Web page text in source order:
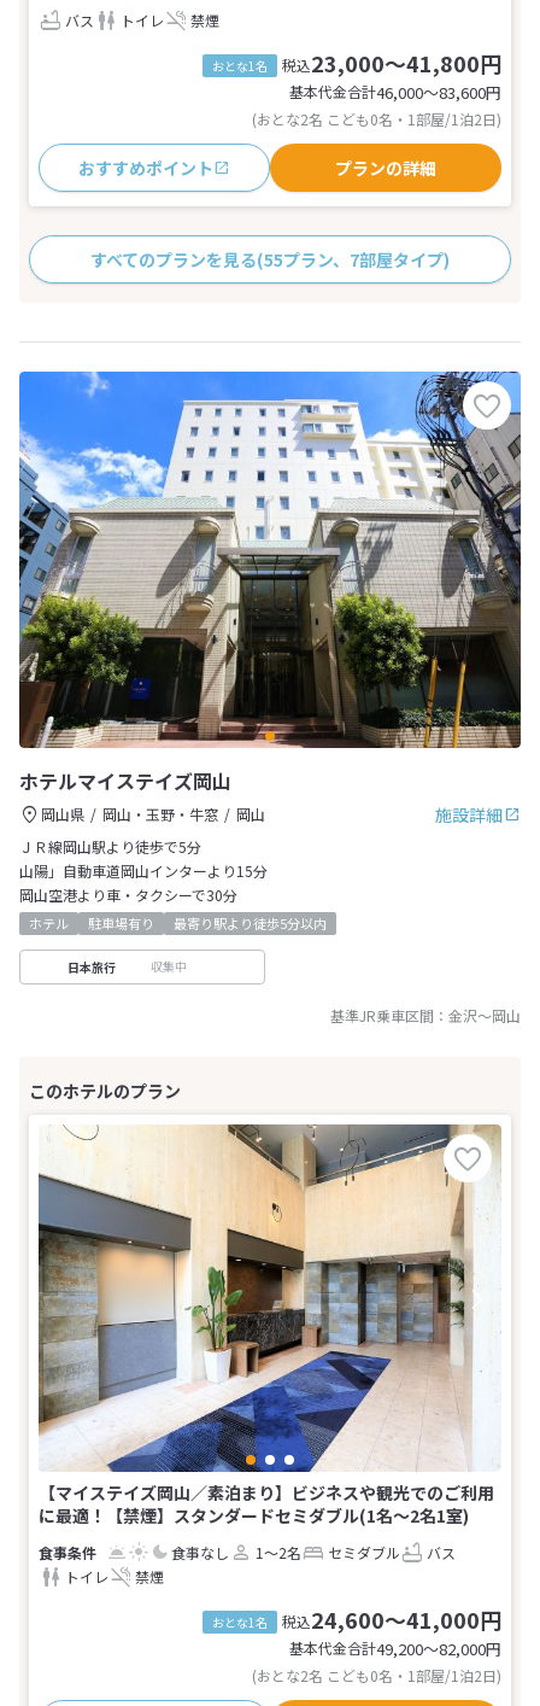
バス
トイレ 禁煙
おとな1名 税込23,000～41,800円
基本代金合計46,000〜83,600円
(おとな2名 こども0名・1部屋/1泊2日)
おすすめポイント プランの詳細
すべてのプランを見る(55プラン、7部屋タイプ)
ホテルマイステイズ岡山
施設詳細
岡山県 岡山・玉野・牛窓
岡山
ＪＲ線岡山駅より徒歩で5分
山陽」自動車道岡山インターより15分
岡山空港より車・タクシーで30分
ホテル 駐車場有り 最寄り駅より徒歩5分以内
日本旅行 収集中
基準JR乗車区間： 金沢～岡山
【マイステイズ岡山／素泊まり】ビジネスや観光でのご利用
に最適！【禁煙】スタンダードセミダブル(1名～2名1室)
食事なし 1～2名 セミダブル
バス
トイレ
禁煙
おとな1名 税込24,600～41,000円
基本代金合計49,200〜82,000円
(おとな2名 こども0名・1部屋/1泊2日)